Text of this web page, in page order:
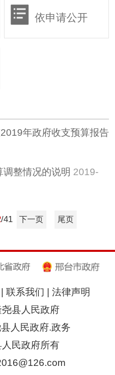
行政复议
行政执法
惠民惠农财政补贴专
重大决策
其他
养老服务
减税降费
依申请公开
年政府收支预算报告
整情况的说明 2019-
/41 下一页 尾页
联系我们
法律声明
县人民政府
人民政府.政务
民政府所有